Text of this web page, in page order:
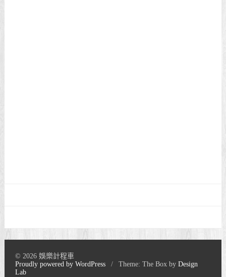
© 2026 娛樂計程車
Proudly powered by WordPress
/ Theme: The Box byDesign
Lab